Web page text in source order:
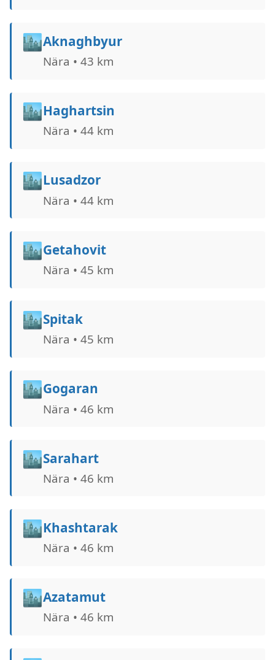
🏙️Aknaghbyur
Nära • 43 km
🏙️Haghartsin
Nära • 44 km
🏙️Lusadzor
Nära • 44 km
🏙️Getahovit
Nära • 45 km
🏙️Spitak
Nära • 45 km
🏙️Gogaran
Nära • 46 km
🏙️Sarahart
Nära • 46 km
🏙️Khashtarak
Nära • 46 km
🏙️Azatamut
Nära • 46 km